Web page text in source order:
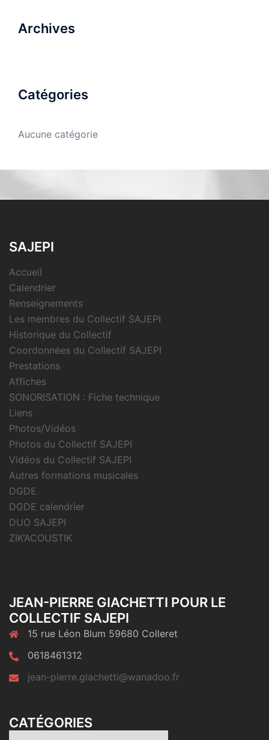
Archives
Catégories
Aucune catégorie
SAJEPI
Accueil
Calendrier
Renseignements
Les membres du Collectif SAJEPI
Historique du Collectif
Coordonnées du Collectif SAJEPI
Prestations
Affiches
SONORISATION : Fiche technique
Liens
Photos/Vidéos
Photos du Collectif SAJEPI
Vidéos du Collectif SAJEPI
Autres formations musicales
DGDE
DGDE calendrier
DUO SAJEPI
ZIK’ACOUSTIK
JEAN-PIERRE GIACHETTI POUR LE
COLLECTIF SAJEPI
15 rue Léon Blum 59680 Colleret
0618461312
jean-pierre.giachetti@wanadoo.fr
CATÉGORIES